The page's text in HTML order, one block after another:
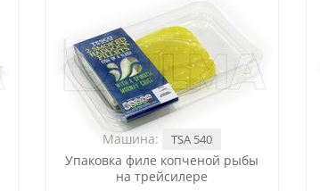
Упаковка филе копченой рыбы
на трейсилере
Машина: TSA 540